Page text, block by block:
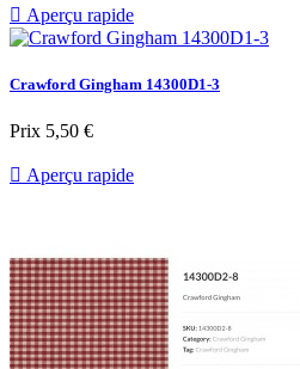
 Aperçu rapide
Crawford Gingham 14300D1-3
Prix 5,50 €
 Aperçu rapide